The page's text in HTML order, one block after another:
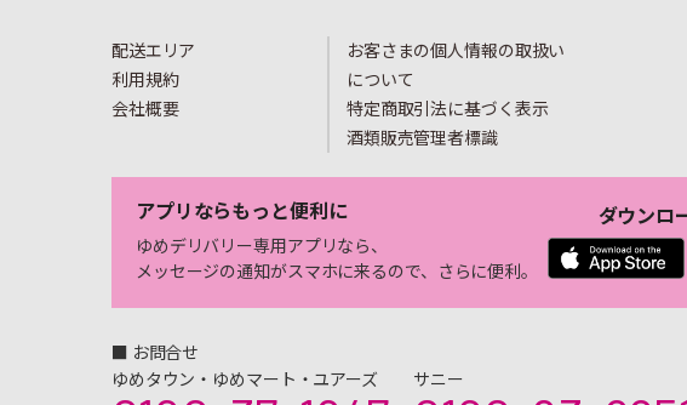
配送エリア
利用規約
会社概要
お客さまの個人情報の取扱い
について
特定商取引法に基づく表示
酒類販売管理者標識
アプリならもっと便利に
ゆめデリバリー専用アプリなら、
メッセージの通知がスマホに来るので、さらに便利。
ダウンロ
■ お問合せ
ゆめタウン・ゆめマート・ユアーズ
サニー